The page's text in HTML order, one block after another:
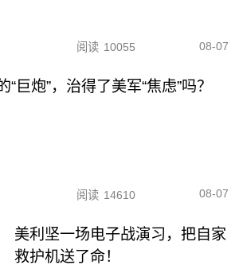
阅读 10055 08-07
巨炮”，治得了美军“焦虑”吗？
阅读 14610 08-07
美利坚一场电子战演习，把自家
救护机送了命！